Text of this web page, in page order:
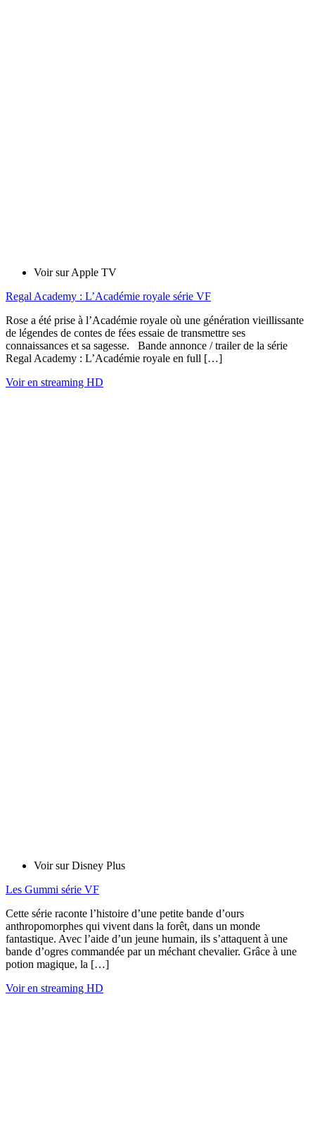
Voir sur Apple TV
Regal Academy : L’Académie royale série VF
Rose a été prise à l’Académie royale où une génération vieillissante
de légendes de contes de fées essaie de transmettre ses
connaissances et sa sagesse. Bande annonce / trailer de la série
Regal Academy : L’Académie royale en full […]
Voir en streaming HD
Voir sur Disney Plus
Les Gummi série VF
Cette série raconte l’histoire d’une petite bande d’ours
anthropomorphes qui vivent dans la forêt, dans un monde
fantastique. Avec l’aide d’un jeune humain, ils s’attaquent à une
bande d’ogres commandée par un méchant chevalier. Grâce à une
potion magique, la […]
Voir en streaming HD